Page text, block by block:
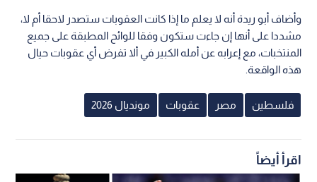
وأضاف أبو ريدة أنه لا يعلم ما إذا كانت العقوبات ستصدر لاحقا أم لا،
مشددا على أنها إن جاءت ستكون وفقا للوائح المطبقة على جميع
المنتخبات، مع إعرابه عن أمله الكبير في ألا تفرض أي عقوبات حيال
هذه الواقعة.
فلسطين مصر عقوبات مونديال 2026
اقرأ أيضاً